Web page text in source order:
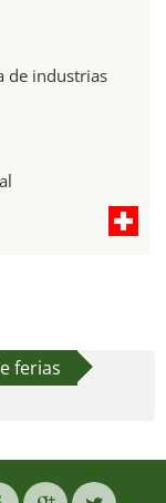
de industrias
ferias